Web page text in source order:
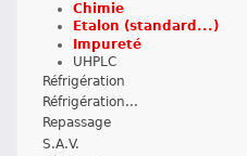
Chimie
Etalon (standard...)
Impureté
UHPLC
Réfrigération
Réfrigération...
Repassage
S.A.V.